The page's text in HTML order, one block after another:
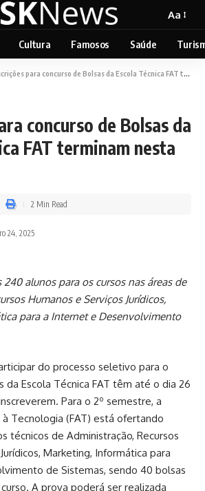
Aa
Cultura Famosos Saúde
para concurso de Bolsas da Escola Técnica FAT terminam nesta sexta
concurso de Bolsas da
FAT terminam nesta
24, 2025
2 Min Read
alunos para os cursos nas áreas de
Humanos e Serviços Jurídicos,
para a Internet e Desenvolvimento
do processo seletivo para o
da Escola Técnica FAT têm até o dia 26
Para o 2º semestre, a
Tecnologia (FAT) está ofertando
técnicos de Administração, Recursos
Marketing, Informática para
de Sistemas, sendo 40 bolsas
A prova poderá ser realizada